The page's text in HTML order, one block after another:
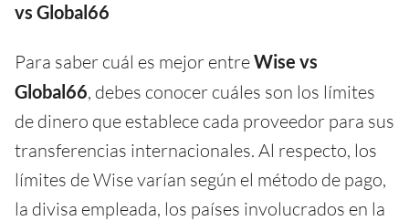
vs Global66
Para saber cuál es mejor entreWise vs
Global66, debes conocer cuáles son los límites
de dinero que establece cada proveedor para sus
transferencias internacionales. Al respecto, los
límites de Wise varían según el método de pago,
la divisa empleada, los países involucrados en la